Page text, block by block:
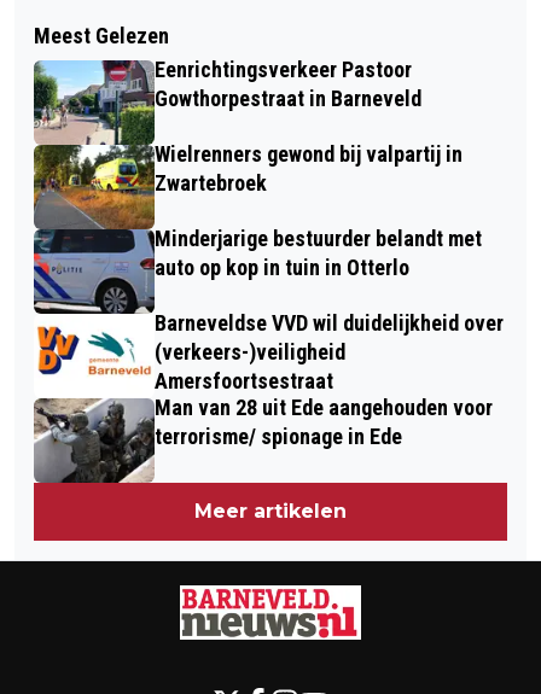
ENERGIETOESLAG VOOR STUDENTEN
TWEE ZWAARGEWONDEN BIJ
EXPLOSIE CHALET IN VOORTHUIZEN
Meest Gelezen
Eenrichtingsverkeer Pastoor
Gowthorpestraat in Barneveld
Wielrenners gewond bij valpartij in
Zwartebroek
Minderjarige bestuurder belandt met
auto op kop in tuin in Otterlo
Barneveldse VVD wil duidelijkheid over
(verkeers-)veiligheid
Amersfoortsestraat
Man van 28 uit Ede aangehouden voor
terrorisme/ spionage in Ede
Meer artikelen